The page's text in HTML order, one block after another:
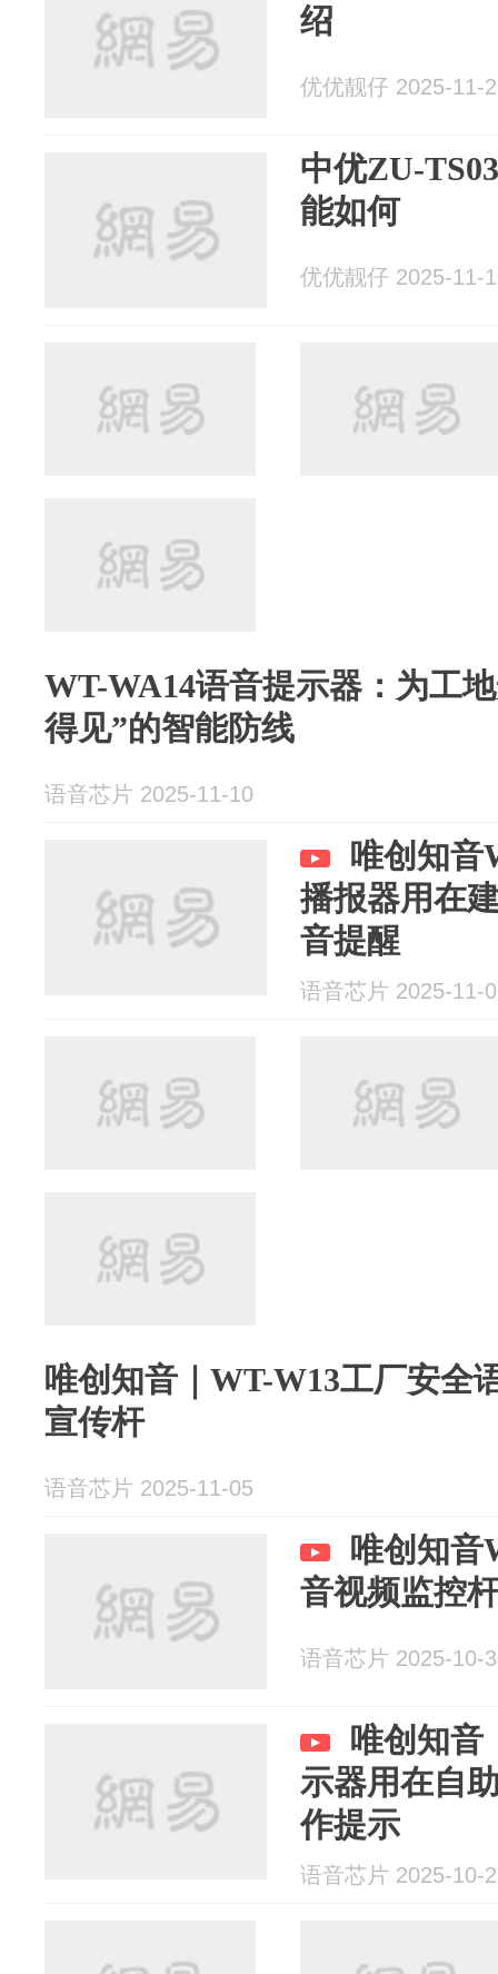
绍
优优靓仔 2025-11-
中优ZU-
能如何
优优靓仔 2025-11-
WT-WA14语音提示器：为工
得见”的智能防线
语音芯片 2025-11-10
唯创知音
播报器用在
音提醒
语音芯片 2025-11-
唯创知音｜WT-W13工厂安全
宣传杆
语音芯片 2025-11-05
唯创知音
音视频监控
语音芯片 2025-10-
唯创知音
示器用在自
作提示
语音芯片 2025-10-